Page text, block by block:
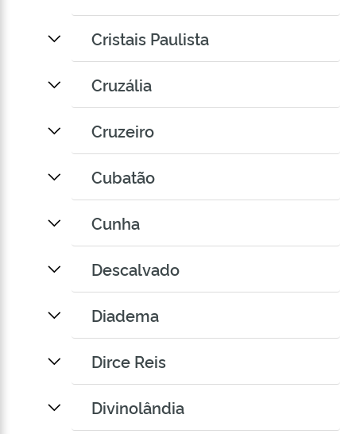
Cristais Paulista
Cruzália
Cruzeiro
Cubatão
Cunha
Descalvado
Diadema
Dirce Reis
Divinolândia